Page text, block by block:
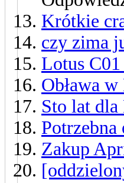
Krótkie
czy zima
Lotus C01
Obława
Sto lat
Potrzebna
Zakup